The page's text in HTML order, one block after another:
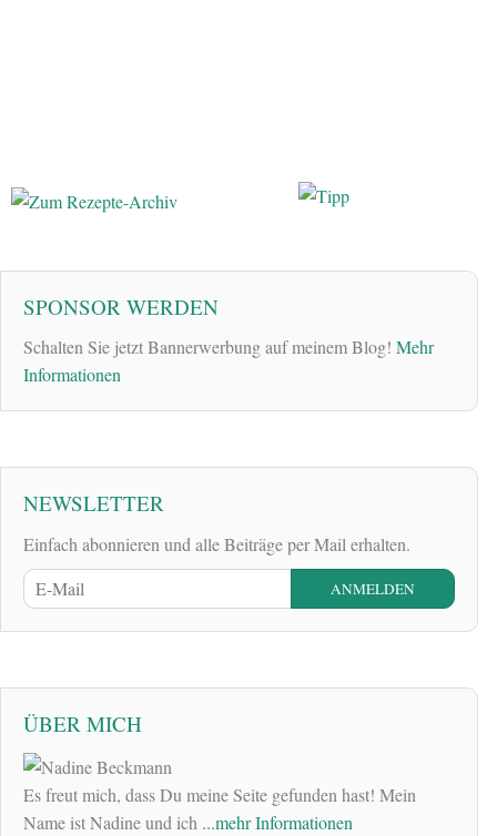
SPONSOR WERDEN
Schalten Sie jetzt Bannerwerbung auf meinem Blog! Mehr
Informationen
NEWSLETTER
Einfach abonnieren und alle Beiträge per Mail erhalten.
ÜBER MICH
Es freut mich, dass Du meine Seite gefunden hast! Mein
Name ist Nadine und ich ...mehr Informationen